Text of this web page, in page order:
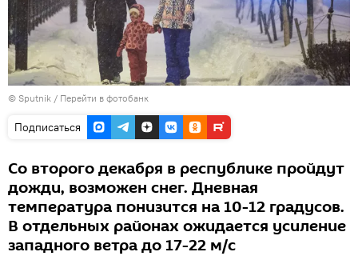
© Sputnik / Перейти в фотобанк
Подписаться
Со второго декабря в республике пройдут
дожди, возможен снег. Дневная
температура понизится на 10-12 градусов.
В отдельных районах ожидается усиление
западного ветра до 17-22 м/с